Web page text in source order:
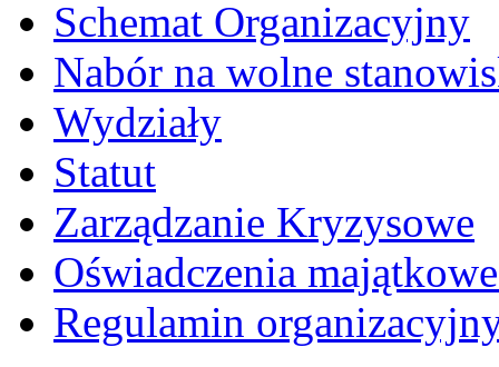
Schemat Organizacyjny
Nabór na wolne
Wydziały
Statut
Zarządzanie Kryzysowe
Oświadczenia
Regulamin